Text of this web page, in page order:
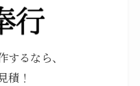
るなら、
積！